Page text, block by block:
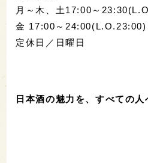
月～木、土17:00～
金 17:00～24:00(L.O.23:00)
定休日／日曜日
日本酒の魅力を、すべての